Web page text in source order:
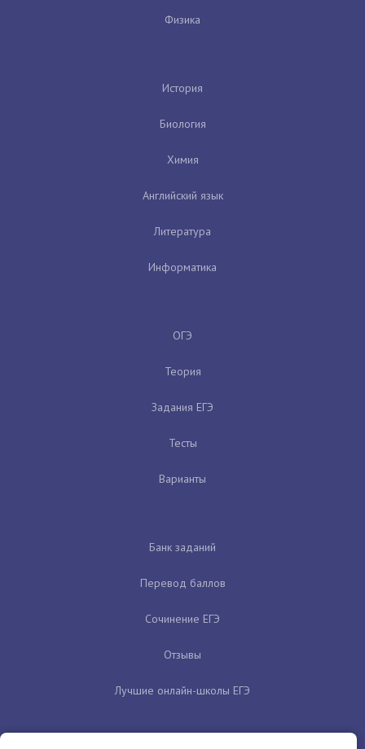
Физика
История
Биология
Химия
Английский язык
Литература
Информатика
ОГЭ
Теория
Задания ЕГЭ
Тесты
Варианты
Банк заданий
Перевод баллов
Сочинение ЕГЭ
Отзывы
Лучшие онлайн-школы ЕГЭ